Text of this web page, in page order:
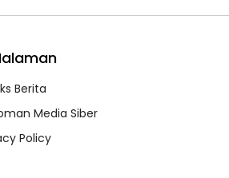
Berita
Media Siber
Policy